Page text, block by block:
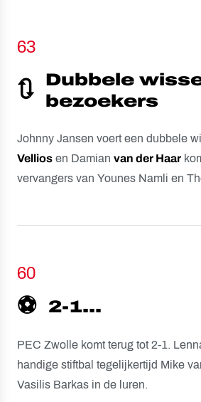
🔃
Dubbele
bezoekers
63
Johnny Jansen voert een dubbele
Vellios en Damian van der Haar
vervangers van Younes Namli en
⚽️ 2-1...
60
PEC Zwolle komt terug tot 2-1.
handige stiftbal tegelijkertijd Mike
Vasilis Barkas in de luren.